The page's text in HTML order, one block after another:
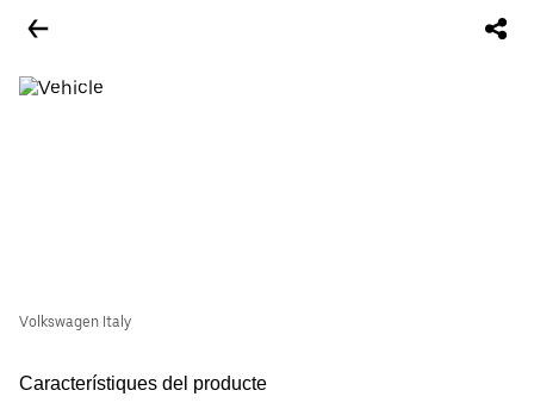
Volkswagen Italy
Característiques del producte